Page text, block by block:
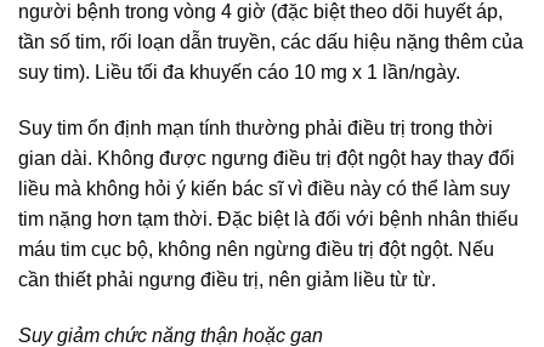
người bệnh trong vòng 4 giờ (đặc biệt theo dõi huyết áp,
tần số tim, rối loạn dẫn truyền, các dấu hiệu nặng thêm của
suy tim). Liều tối đa khuyến cáo 10 mg x 1 lần/ngày.
Suy tim ổn định mạn tính thường phải điều trị trong thời
gian dài. Không được ngưng điều trị đột ngột hay thay đổi
liều mà không hỏi ý kiến bác sĩ vì điều này có thể làm suy
tim nặng hơn tạm thời. Đặc biệt là đối với bệnh nhân thiếu
máu tim cục bộ, không nên ngừng điều trị đột ngột. Nếu
cần thiết phải ngưng điều trị, nên giảm liều từ từ.
Suy giảm chức năng thận hoặc gan